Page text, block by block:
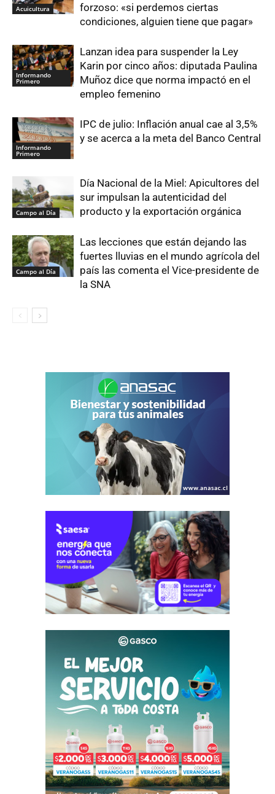
Acuicultura
forzoso: «si perdemos ciertas
condiciones, alguien tiene que pagar»
Informando
Primero
Lanzan idea para suspender la Ley
Karin por cinco años: diputada Paulina
Muñoz dice que norma impactó en el
empleo femenino
Informando
Primero
IPC de julio: Inflación anual cae al 3,5%
y se acerca a la meta del Banco Central
Campo al Día
Día Nacional de la Miel: Apicultores del
sur impulsan la autenticidad del
producto y la exportación orgánica
Campo al Día
Las lecciones que están dejando las
fuertes lluvias en el mundo agrícola del
país las comenta el Vice-presidente de
la SNA